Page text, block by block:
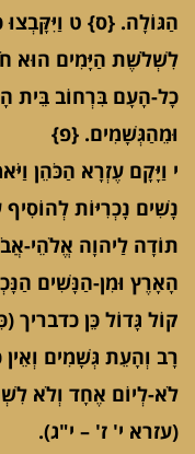
הַגּוֹלָה. {ס} ט וַיִּקָּבְצוּ
לִשְׁלֹשֶׁת הַיָּמִים הוּא
כָל-הָעָם בִּרְחוֹב בֵּית
וּמֵהַגְּשָׁמִים. {פ}
י וַיָּקָם עֶזְרָא הַכֹּהֵן
נָשִׁים נָכְרִיּוֹת
תוֹדָה לַיהוָה אֱלֹהֵי-
הָאָרֶץ וּמִן-הַנָּשִׁים
קוֹל גָּדוֹל כֵּן כדבריך
רָב וְהָעֵת גְּשָׁמִים
לֹא-לְיוֹם אֶחָד וְלֹא
(עזרא י' ז' – י"ג).